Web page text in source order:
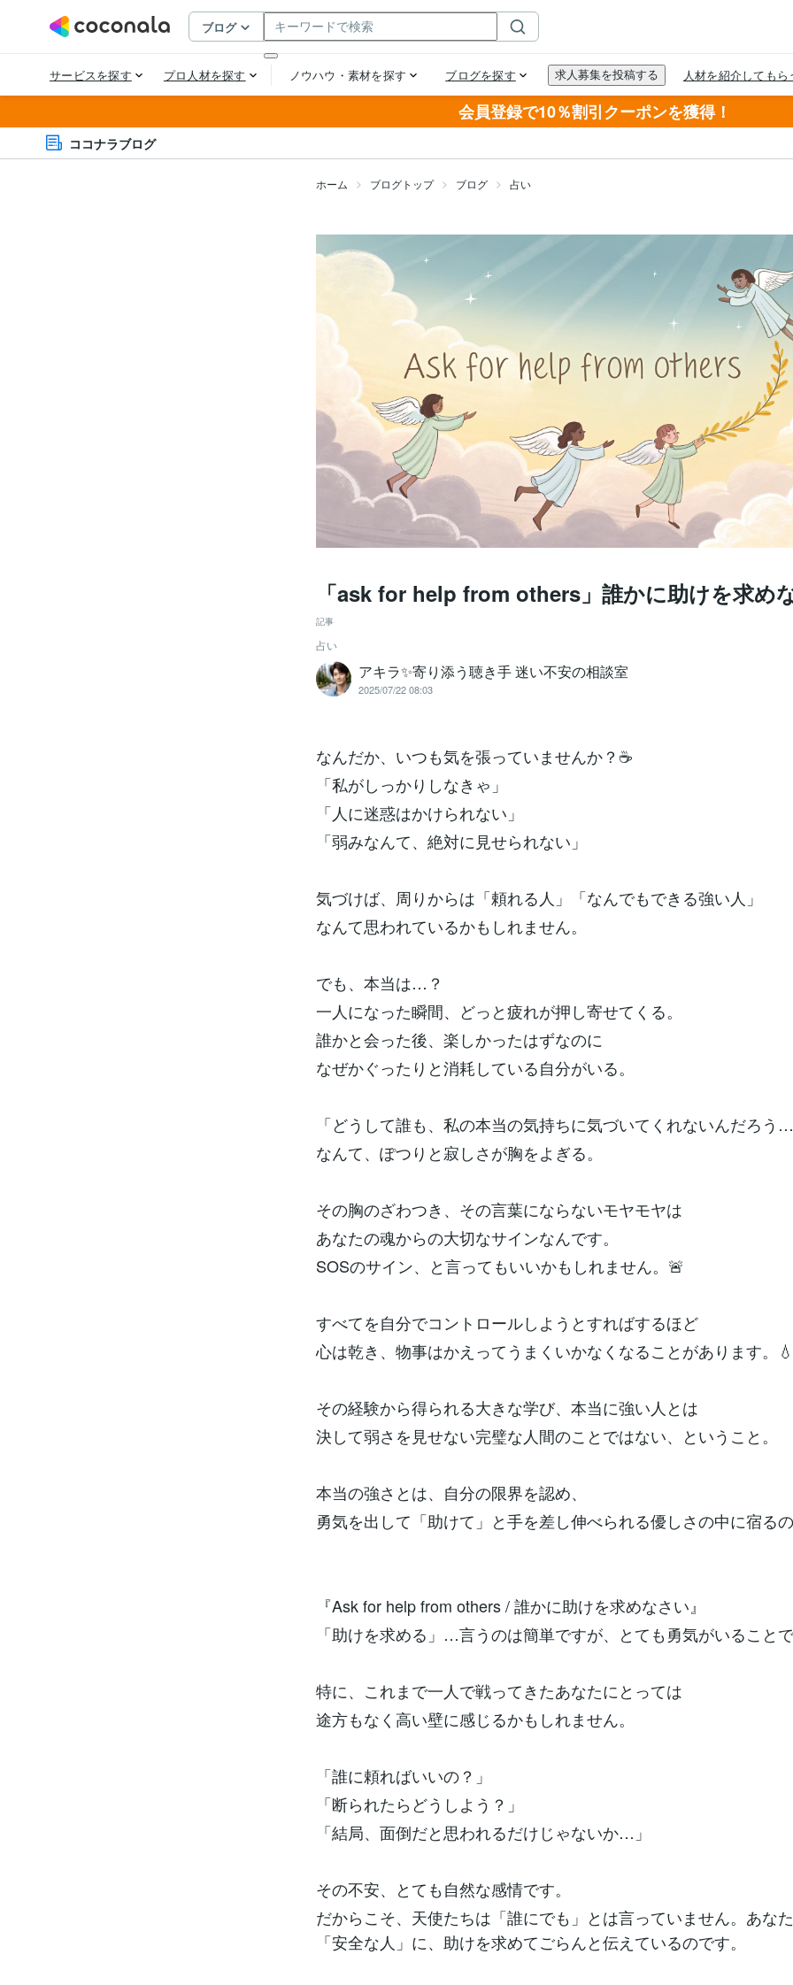
会員登録で10％割引クーポンを獲得！
ココナラブログ
ホーム ブログトップ ブログ 占い
「ask for help from others」誰かに助けを求め
記事
占い
アキラ✨寄り添う聴き手 迷い不安の相談室
2025/07/22 08:03
なんだか、いつも気を張っていませんか？☕️
「私がしっかりしなきゃ」
「人に迷惑はかけられない」
「弱みなんて、絶対に見せられない」
気づけば、周りからは「頼れる人」「なんでもできる強い人」
なんて思われているかもしれません。
でも、本当は…？
一人になった瞬間、どっと疲れが押し寄せてくる。
誰かと会った後、楽しかったはずなのに
なぜかぐったりと消耗している自分がいる。
「どうして誰も、私の本当の気持ちに気づいてくれないんだろう
なんて、ぽつりと寂しさが胸をよぎる。
その胸のざわつき、その言葉にならないモヤモヤは
あなたの魂からの大切なサインなんです。
SOSのサイン、と言ってもいいかもしれません。🚨
すべてを自分でコントロールしようとすればするほど
心は乾き、物事はかえってうまくいかなくなることがあります。💧
その経験から得られる大きな学び、本当に強い人とは
決して弱さを見せない完璧な人間のことではない、ということ。
本当の強さとは、自分の限界を認め、
勇気を出して「助けて」と手を差し伸べられる優しさの中に宿る
『Ask for help from others / 誰かに助けを求めなさい』
「助けを求める」…言うのは簡単ですが、とても勇気がいること
特に、これまで一人で戦ってきたあなたにとっては
途方もなく高い壁に感じるかもしれません。
「誰に頼ればいいの？」
「断られたらどうしよう？」
「結局、面倒だと思われるだけじゃないか…」
その不安、とても自然な感情です。
だからこそ、天使たちは「誰にでも」とは言っていません。あな
「安全な人」に、助けを求めてごらんと伝えているのです。